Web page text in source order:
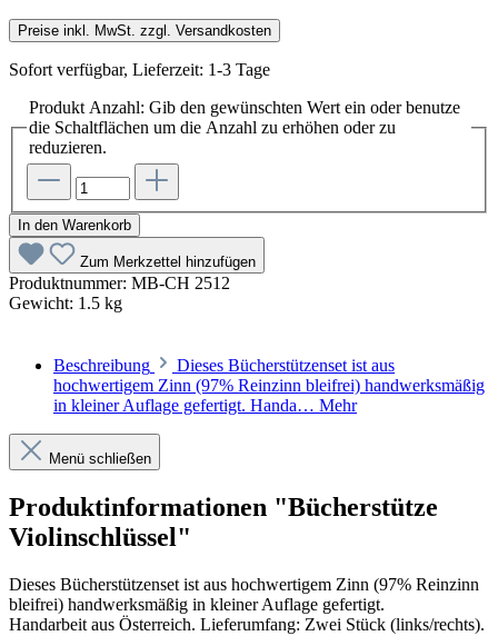
Preise inkl. MwSt. zzgl. Versandkosten
Sofort verfügbar, Lieferzeit: 1-3 Tage
Produkt Anzahl: Gib den gewünschten Wert ein oder benutze
die Schaltflächen um die Anzahl zu erhöhen oder zu
reduzieren.
In den Warenkorb
Zum Merkzettel hinzufügen
Produktnummer: MB-CH 2512
Gewicht: 1.5 kg
Beschreibung
Dieses Bücherstützenset ist aus
hochwertigem Zinn (97% Reinzinn bleifrei) handwerksmäßig
in kleiner Auflage gefertigt. Handa… Mehr
Menü schließen
Produktinformationen "Bücherstütze
Violinschlüssel"
Dieses Bücherstützenset ist aus hochwertigem Zinn (97% Reinzinn
bleifrei) handwerksmäßig in kleiner Auflage gefertigt.
Handarbeit aus Österreich. Lieferumfang: Zwei Stück (links/rechts).